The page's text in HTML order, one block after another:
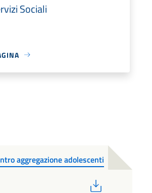
Sociali
aggregazione adolescenti